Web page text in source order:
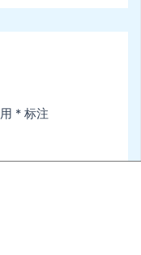
* 标注